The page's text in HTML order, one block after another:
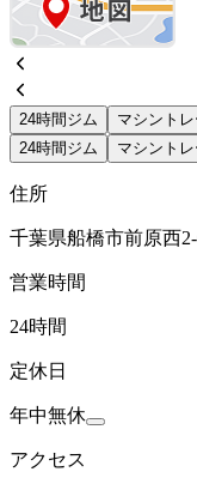
24時間ジム
マシント
24時間ジム
マシント
住所
千葉県船橋市前原西
営業時間
24時間
定休日
年中無休
アクセス